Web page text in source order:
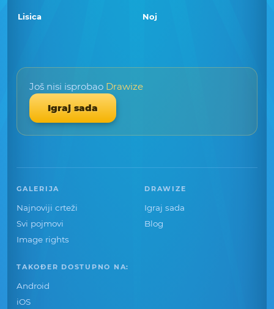
Lisica Noj
Još nisi isprobao Drawize
Igraj sada
GALERIJA
Najnoviji crteži
Svi pojmovi
Image rights
DRAWIZE
Igraj sada
Blog
TAKOĐER DOSTUPNO NA:
Android
iOS